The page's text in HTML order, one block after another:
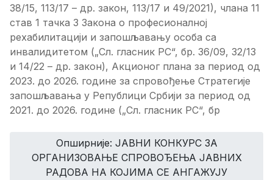
38/15, 113/17 – др. закон, 113/17 и 49/2021), члана 11
став 1 тачка 3 Закона о професионалној
рехабилитацији и запошљавању особа са
инвалидитетом („Сл. гласник РС“, бр. 36/09, 32/13
и 14/22 – др. закон), Акционог плана за период од
2023. до 2026. годинe за спровођење Стратегије
запошљавања у Републици Србији за период од
2021. до 2026. године („Сл. гласник РС“, бр
Опширније: ЈАВНИ КОНКУРС ЗА
ОРГАНИЗОВАЊЕ СПРОВОЂЕЊА ЈАВНИХ
РАДОВА НА КОЈИМА СЕ АНГАЖУЈУ